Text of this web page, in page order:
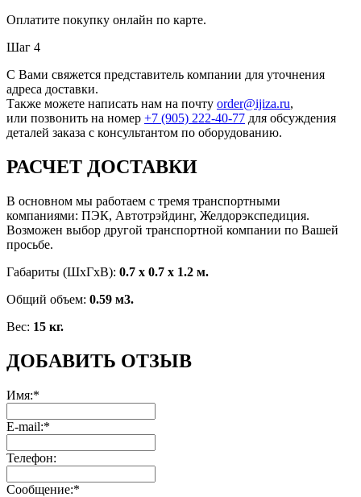
Оплатите покупку онлайн по карте.
Шаг 4
С Вами свяжется представитель компании для уточнения
адреса доставки.
Также можете написать нам на почту order@ijiza.ru,
или позвонить на номер +7 (905) 222‑40‑77 для обсуждения
деталей заказа с консультантом по оборудованию.
РАСЧЕТ ДОСТАВКИ
В основном мы работаем с тремя транспортными
компаниями: ПЭК, Автотрэйдинг, Желдорэкспедиция.
Возможен выбор другой транспортной компании по Вашей
просьбе.
Габариты (ШхГxВ): 0.7 x 0.7 x 1.2 м.
Общий объем: 0.59 м3.
Вес: 15 кг.
ДОБАВИТЬ ОТЗЫВ
Имя:*
E-mail:*
Телефон:
Сообщение:*